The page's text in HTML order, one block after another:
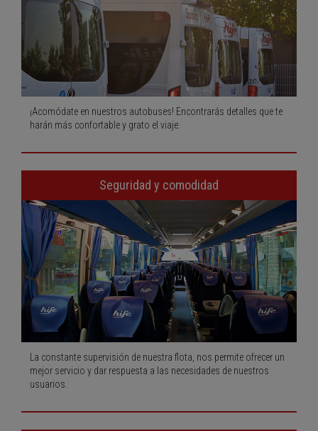
¡Acomódate en nuestros autobuses! Encontrarás detalles que te
harán más confortable y grato el viaje.
Seguridad y comodidad
La constante supervisión de nuestra flota, nos permite ofrecer un
mejor servicio y dar respuesta a las necesidades de nuestros
usuarios.